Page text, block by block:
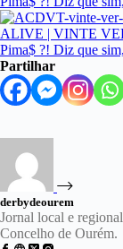
Partilhar
derbydeourem
Jornal local e
Concelho de Ourém.